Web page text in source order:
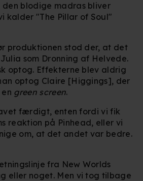
blodige madras bliver
kalder "The Pillar of Soul"
produktionen stod der, at det
som Dronning af Helvede.
optog. Effekterne blev aldrig
optog Claire [Higgings], der
green screen.
færdigt, enten fordi vi fik
reaktion på Pinhead, eller vi
om, at det andet var bedre.
fra New Worlds
eller noget. Men vi tog tilbage